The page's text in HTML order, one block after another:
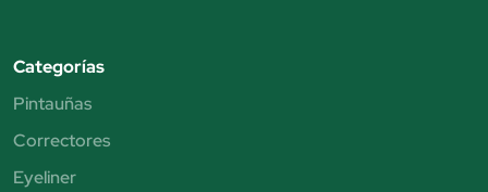
Categorías
Pintauñas
Correctores
Eyeliner